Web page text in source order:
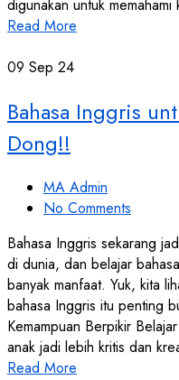
digunakan untuk
Read More
09 Sep 24
Bahasa Inggris
Dong!!
MA Admin
No Comments
Bahasa Inggris sekarang
di dunia, dan belajar
banyak manfaat. Yuk, kita
bahasa Inggris itu penting
Kemampuan Berpikir
anak jadi lebih kritis dan
Read More